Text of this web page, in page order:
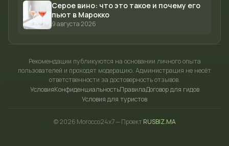
Серое вино: что это такое и почему его
пьют в Марокко
9 августа 2026
Рекомендации публикуются на основании личного опыта
пользователей и проходят модерацию. Администрация не несёт
ответственности за достоверность отзывов.
УсловияКонфиденциальностьПравилаДоговор для гидов
Условия для туристов
© 2026 Morocco24x7 — Проект RUSBIZ.MA